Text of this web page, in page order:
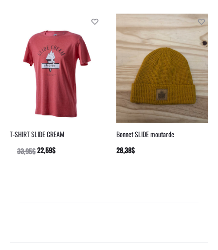
OPTIONS
OPTIONS
T-SHIRT SLIDE CREAM
33,95$22,59$
Bonnet SLIDE moutarde
28,38$